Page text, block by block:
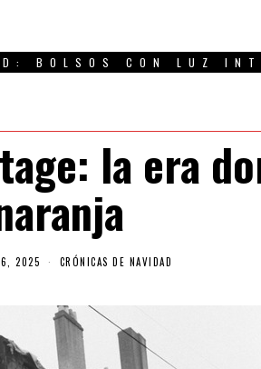
BOLSOS CON LUZ
la era
2025 CRÓNICAS DE NAVIDAD